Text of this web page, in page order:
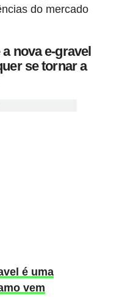
do mercado
nova e-gravel
se tornar a
é uma
vem